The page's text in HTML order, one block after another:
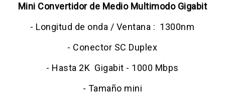
Mini Convertidor de Medio Multimodo Gigabit
- Longitud de onda / Ventana : 1300nm
- Conector SC Duplex
- Hasta 2K Gigabit - 1000 Mbps
- Tamaño mini